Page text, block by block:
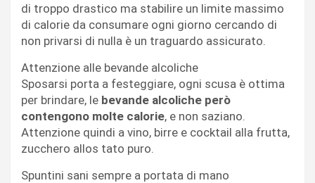
di troppo drastico ma stabilire un limite massimo
di calorie da consumare ogni giorno cercando di
non privarsi di nulla è un traguardo assicurato.
Attenzione alle bevande alcoliche
Sposarsi porta a festeggiare, ogni scusa è ottima
per brindare, le bevande alcoliche però
contengono molte calorie, e non saziano.
Attenzione quindi a vino, birre e cocktail alla frutta,
zucchero allos tato puro.
Spuntini sani sempre a portata di mano